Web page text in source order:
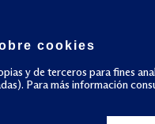
cookies
y de terceros para fines
Para más información